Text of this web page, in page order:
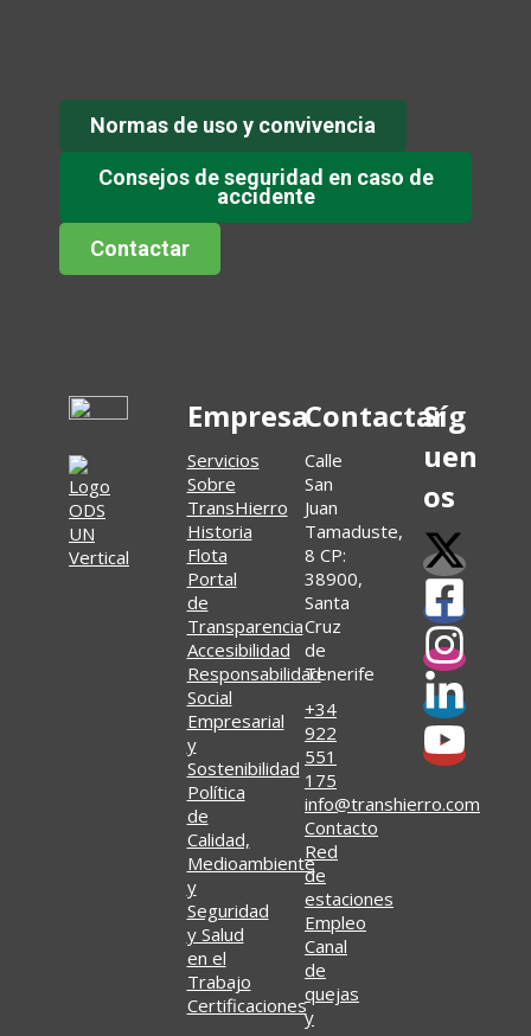
Normas de uso y convivencia
Consejos de seguridad en caso de
accidente
Contactar
Empresa
Servicios
Sobre
TransHierro
Historia
Flota
Portal
de
Transparencia
Accesibilidad
Responsabilidad
Social
Empresarial
y
Sostenibilidad
Política
de
Calidad,
Medioambiente
y
Seguridad
y Salud
en el
Trabajo
Certificaciones
Contactar
Calle
San
Juan
Tamaduste,
8 CP:
38900,
Santa
Cruz
de
Tenerife
+34
922
551
175
info@transhierro.com
Contacto
Red
de
estaciones
Empleo
Canal
de
quejas
y
Síg
uen
os